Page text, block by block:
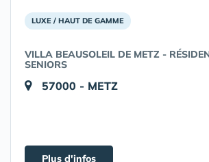
LUXE / HAUT DE GAMME
VILLA BEAUSOLEIL DE METZ -
SENIORS
57000 - METZ
Plus d'infos